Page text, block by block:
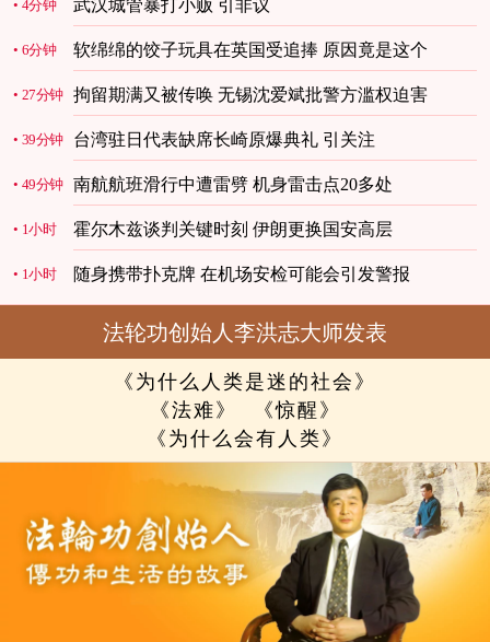
4分钟 武汉城管暴打小贩 引非议
6分钟 软绵绵的饺子玩具在英国受追捧 原因竟是这个
27分钟 拘留期满又被传唤 无锡沈爱斌批警方滥权迫害
39分钟 台湾驻日代表缺席长崎原爆典礼 引关注
49分钟 南航航班滑行中遭雷劈 机身雷击点20多处
1小时 霍尔木兹谈判关键时刻 伊朗更换国安高层
1小时 随身携带扑克牌 在机场安检可能会引发警报
法轮功创始人李洪志大师发表
《为什么人类是迷的社会》
《法难》
《惊醒》
《为什么会有人类》